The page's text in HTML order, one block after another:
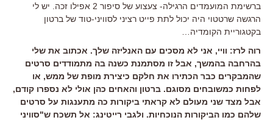
ברשימת המועמדים הרגילה- צעצוע של סיפור 2 אפילו זכה. יש לי
הרגשה שרטטוי היה יכול לתת פייט רציני לסוויני-טוד של ברטון
בקטגוריית הקומדיה…
רוה לרז: וויי, אני לא מסכים עם האנליזה שלך. אכתוב את שלי
בהרחבה בהמשך, אבל זו מסתמנת כשנה בה מתמודדים סרטים
שהמבקרים כבר הכתירו את חלקם כיצירת מופת של ממש, או
לפחות כמשובחים מסוגם. ברטון והאחים כהן אולי לא נספרו קודם,
אבל מצד שני מעולם לא קראתי ביקורות כה מתענגות על סרטים
שלהם כמו הביקורות הנוכחיות. ולגבי רייטינג: אל תשכח ש"סוויני